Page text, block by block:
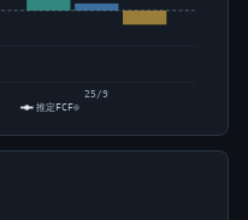
25/9
推定FCF⊙